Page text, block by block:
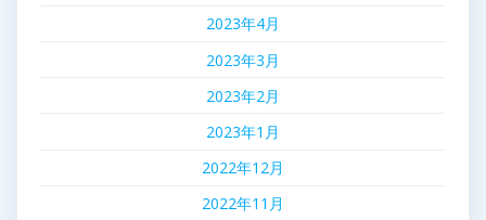
2023年4月
2023年3月
2023年2月
2023年1月
2022年12月
2022年11月